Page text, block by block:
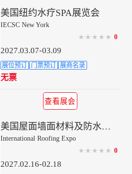
美国纽约水疗SPA展览会
IECSC New York
★ ★ ★ ★ ★ 0
2027.03.07-03.09
展位预订 门票预订 展商名录
无票
查看展会
美国屋面墙面材料及防水材料展IRE
International Roofing Expo
★ ★ ★ ★ ★ 0
2027.02.16-02.18